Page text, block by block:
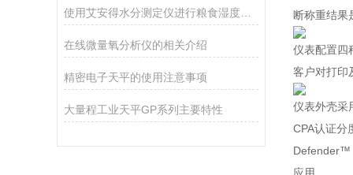
在线微量氧分析仪的相关介绍
精密电子天平的使用注意事项
大量程工业天平GP系列主要特性
断称重结果
仪表配置四
客户对打印
仪表外壳采
CPA认证分
Defender™